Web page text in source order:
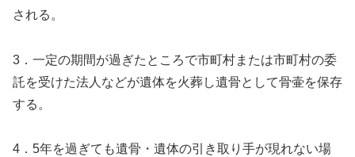
される。
3．一定の期間が過ぎたところで市町村または市町村の委
託を受けた法人などが遺体を火葬し遺骨として骨壷を保存
する。
4．5年を過ぎても遺骨・遺体の引き取り手が現れない場